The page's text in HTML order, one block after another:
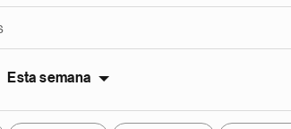
Esta semana